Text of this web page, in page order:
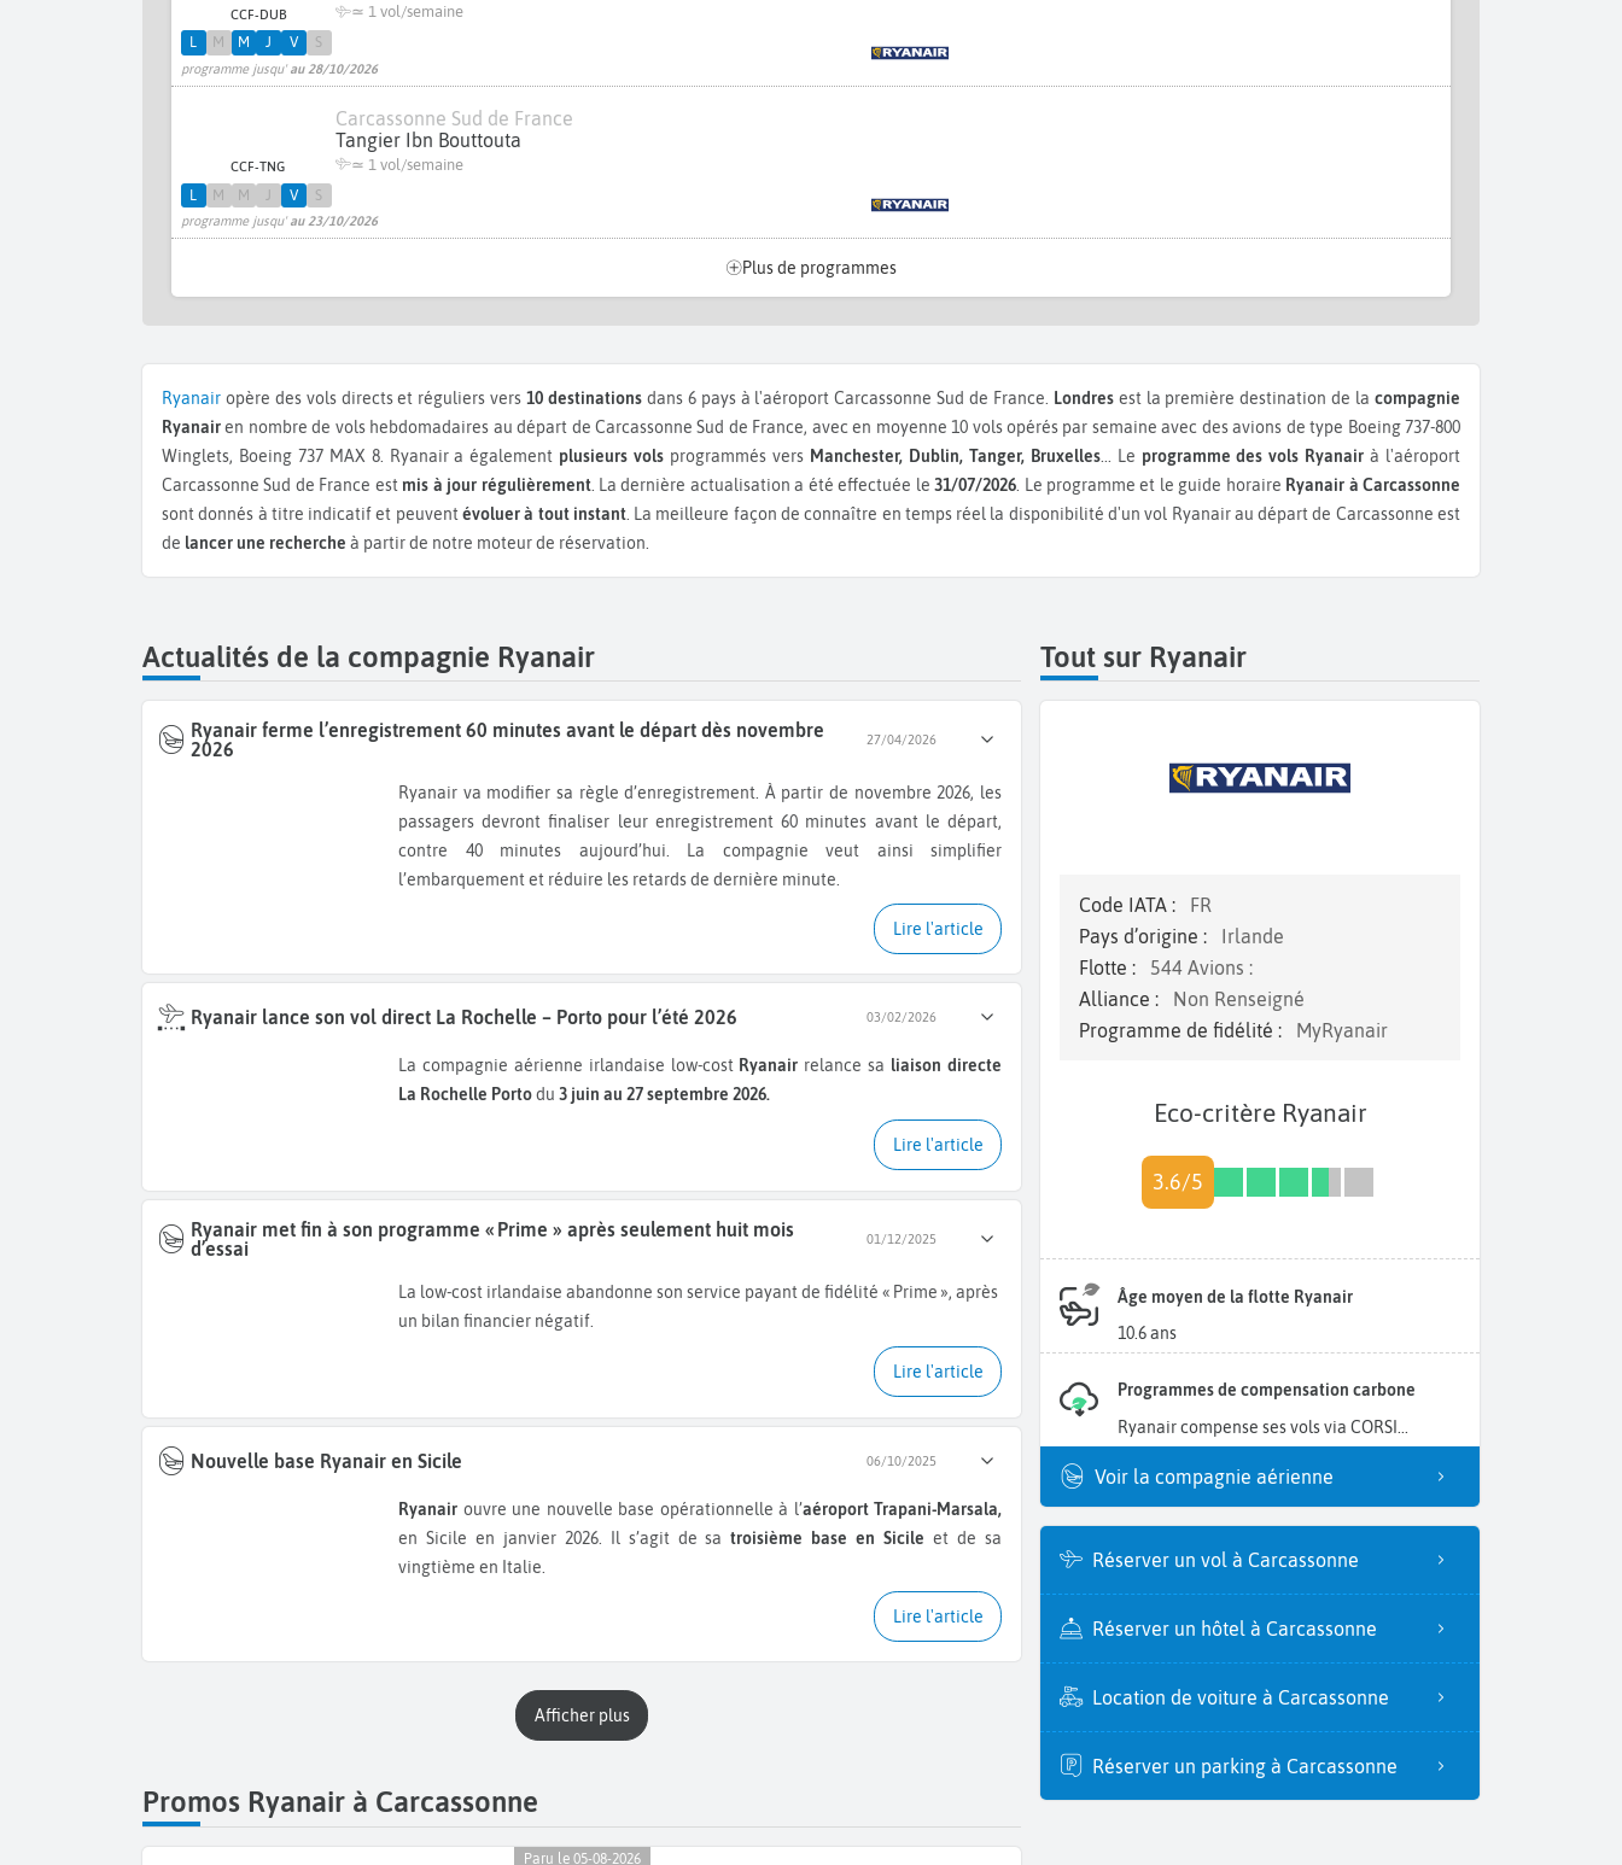
CCF-DUB ≃ 1 vol/semaine
programme jusqu'au 28/10/2026
L M M J V S
CCF-TNG
Carcassonne Sud de France
Tangier Ibn Bouttouta
≃ 1 vol/semaine
programme jusqu'au 23/10/2026
L M M J V S
Plus de programmes
Ryanair opère des vols directs et réguliers vers10 destinationsdans 6 pays à l'aéroport Carcassonne Sud de France. Londresest la première destination de lacompagnie
Ryanairen nombre de vols hebdomadaires au départ de Carcassonne Sud de France, avec en moyenne 10 vols opérés par semaine avec des avions de type Boeing 737-800
Winglets, Boeing 737 MAX 8. Ryanair a également plusieurs vols programmés vers Manchester, Dublin, Tanger, Bruxelles... Le programme des vols Ryanair à l'aéroport
Carcassonne Sud de France est mis à jour régulièrement. La dernière actualisation a été effectuée le31/07/2026. Le programme et le guide horaire Ryanair à Carcassonne
sont donnés à titre indicatif et peuventévoluer à tout instant. La meilleure façon de connaître en temps réel la disponibilité d'un vol Ryanair au départ de Carcassonne est
de lancer une recherche à partir de notre moteur de réservation.
Actualités de la compagnie Ryanair
Ryanair ferme l’enregistrement 60 minutes avant le départ dès novembre
2026
27/04/2026
Ryanair va modifier sa règle d’enregistrement. À partir de novembre 2026, les
passagers devront finaliser leur enregistrement 60 minutes avant le départ,
contre 40 minutes aujourd’hui. La compagnie veut ainsi simplifier
l’embarquement et réduire les retards de dernière minute.
Lire l'article
Ryanair lance son vol direct La Rochelle – Porto pour l’été 2026 03/02/2026
La compagnie aérienne irlandaise low-cost Ryanair relance sa liaison directe
La Rochelle Portodu 3 juin au 27 septembre 2026.
Lire l'article
Ryanair met fin à son programme « Prime » après seulement huit mois
d’essai
01/12/2025
La low-cost irlandaise abandonne son service payant de fidélité « Prime », après
un bilan financier négatif.
Lire l'article
Nouvelle base Ryanair en Sicile 06/10/2025
Ryanair ouvre une nouvelle base opérationnelle à l’aéroport Trapani-Marsala,
en Sicile en janvier 2026. Il s’agit de satroisième base en Sicileet de sa
vingtième en Italie.
Lire l'article
Afficher plus
Promos Ryanair à Carcassonne
Paru le 05-08-2026
Tout sur Ryanair
Code IATA :
FR
Pays d’origine :
Irlande
Flotte :
544 Avions :
Alliance :
Non Renseigné
Programme de fidélité :
MyRyanair
Eco-critère Ryanair
3.6/5
Âge moyen de la flotte Ryanair
10.6 ans
Programmes de compensation carbone
Ryanair compense ses vols via CORSI...
Voir la compagnie aérienne
Réserver un vol à Carcassonne
Réserver un hôtel à Carcassonne
Location de voiture à Carcassonne
Réserver un parking à Carcassonne